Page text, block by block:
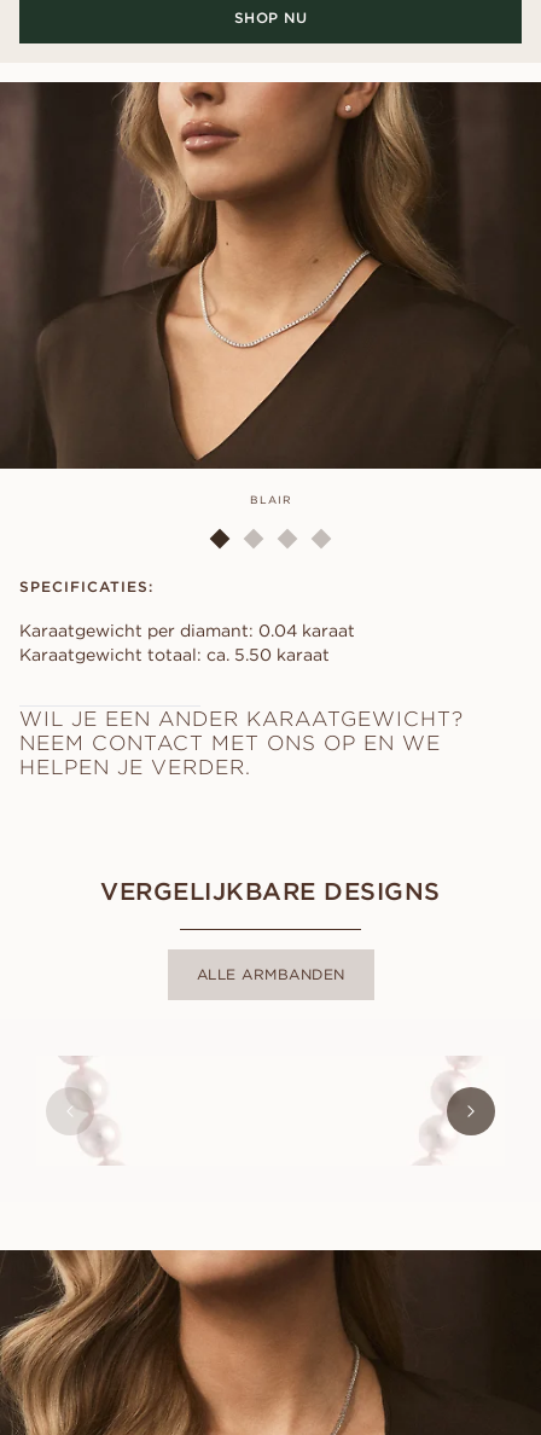
SHOP NU
BLAIR
SPECIFICATIES:
Karaatgewicht per diamant: 0.04 karaat
Karaatgewicht totaal: ca. 5.50 karaat
WIL JE EEN ANDER KARAATGEWICHT?
NEEM CONTACT MET ONS OP EN WE
HELPEN JE VERDER.
VERGELIJKBARE DESIGNS
ALLE ARMBANDEN